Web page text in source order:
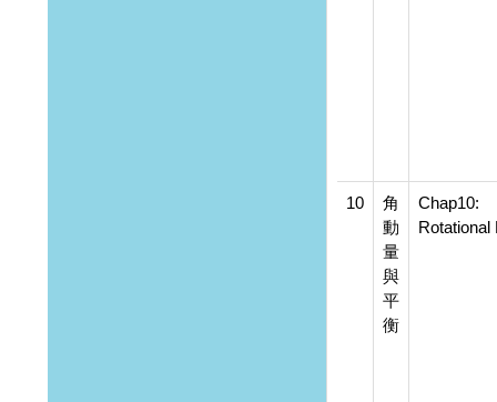
10
角
動
量
與
平
衡
Chap10:
Rotational